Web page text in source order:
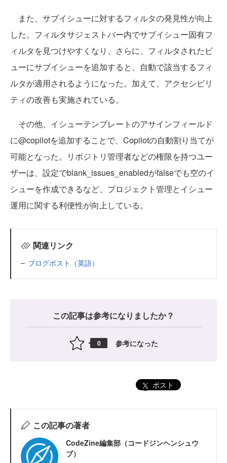
また、サブイシューに対するフィルタの発見性が向上
した。フィルタサジェストバー内でサブイシュー固有フ
ィルタを見つけやすくなり、さらに、フィルタされたビ
ューにサブイシューを追加すると、自動で該当するフィ
ルタが適用されるようになった。加えて、アクセシビリ
ティの改善も実施されている。
その他、イシューテンプレートのアサインフィールド
に@copilotを追加することで、Copilotの自動割り当てが
可能となった。リポジトリ管理者などの権限を持つユー
ザーは、設定でblank_issues_enabledがfalseでも空のイ
シューを作成できるなど、プロジェクト管理とイシュー
運用に関する利便性が向上している。
関連リンク
ブログポスト（英語）
この記事は参考になりましたか？
0 参考になった
ポスト
この記事の著者
CodeZine編集部（コードジンヘンシュウ
ブ）